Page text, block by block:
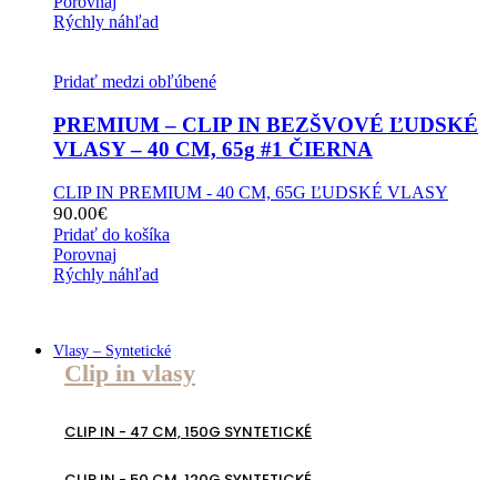
Rýchly náhľad
Pridať medzi obľúbené
PREMIUM – CLIP IN BEZŠVOVÉ ĽUDSKÉ
VLASY – 40 CM, 65g #1 ČIERNA
CLIP IN PREMIUM - 40 CM, 65G ĽUDSKÉ VLASY
90.00€
Pridať do košíka
Porovnaj
Rýchly náhľad
Vlasy – Syntetické
Clip in vlasy
CLIP IN - 47 CM, 150G SYNTETICKÉ